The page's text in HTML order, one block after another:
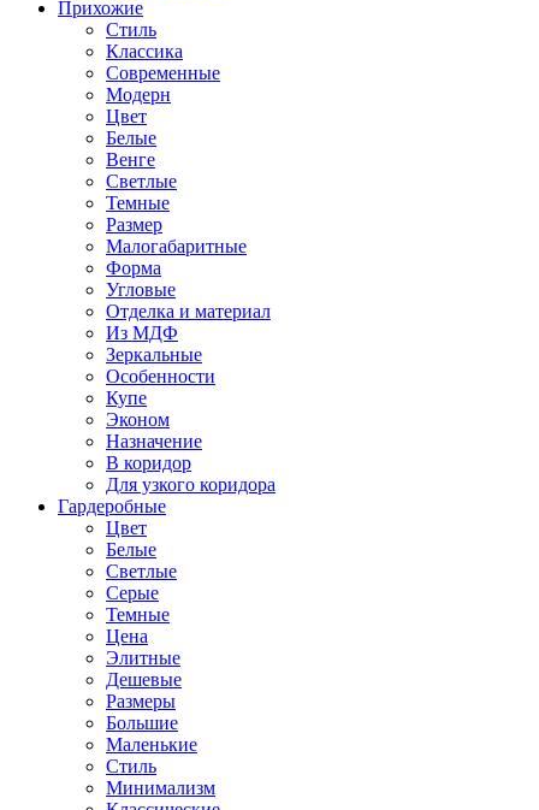
Прихожие
Стиль
Классика
Современные
Модерн
Цвет
Белые
Венге
Светлые
Темные
Размер
Малогабаритные
Форма
Угловые
Отделка и материал
Из МДФ
Зеркальные
Особенности
Купе
Эконом
Назначение
В коридор
Для узкого коридора
Гардеробные
Цвет
Белые
Светлые
Серые
Темные
Цена
Элитные
Дешевые
Размеры
Большие
Маленькие
Стиль
Минимализм